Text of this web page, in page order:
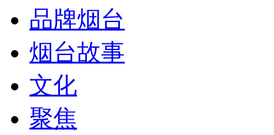
品牌烟台
烟台故事
文化
聚焦